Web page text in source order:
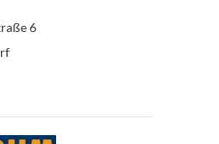
6